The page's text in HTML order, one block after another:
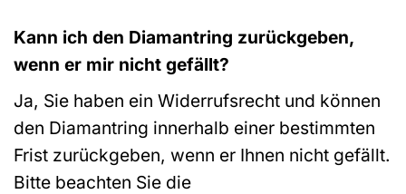
Kann ich den Diamantring zurückgeben,
wenn er mir nicht gefällt?
Ja, Sie haben ein Widerrufsrecht und können
den Diamantring innerhalb einer bestimmten
Frist zurückgeben, wenn er Ihnen nicht gefällt.
Bitte beachten Sie die